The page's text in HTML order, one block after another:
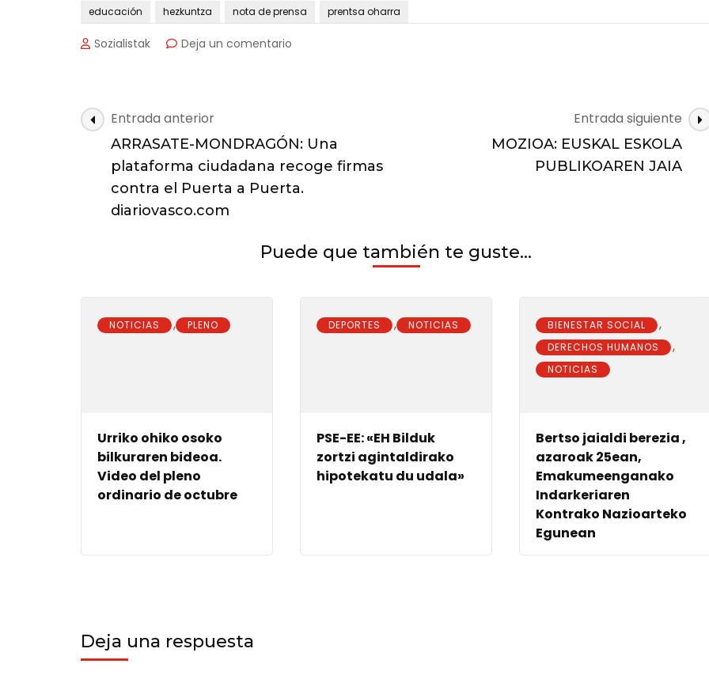
educación hezkuntza nota de prensa prentsa oharra
Sozialistak Deja un comentario
DE
LA
ESCUELA
PUBLICA
Navegación
de
entradas
Entrada anterior
ARRASATE-MONDRAGÓN: Una
plataforma ciudadana recoge firmas
contra el Puerta a Puerta.
diariovasco.com
Entrada siguiente
MOZIOA: EUSKAL ESKOLA
PUBLIKOAREN JAIA
Puede que también te guste...
NOTICIAS , PLENO
Urriko ohiko osoko
bilkuraren bideoa.
Video del pleno
ordinario de octubre
DEPORTES , NOTICIAS
PSE-EE: «EH Bilduk
zortzi agintaldirako
hipotekatu du udala»
BIENESTAR SOCIAL ,
DERECHOS HUMANOS ,
NOTICIAS
Bertso jaialdi berezia ,
azaroak 25ean,
Emakumeenganako
Indarkeriaren
Kontrako Nazioarteko
Egunean
Deja una respuesta